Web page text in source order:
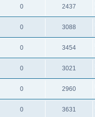
0 2437
0 3088
0 3454
0 3021
0 2960
0 3631